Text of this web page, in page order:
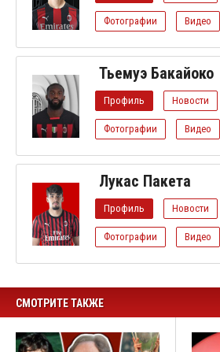
Фотографии Видео
Тьемуэ Бакайоко
Профиль Новости
Фотографии Видео
Лукас Пакета
Профиль Новости
Фотографии Видео
СМОТРИТЕ ТАКЖЕ